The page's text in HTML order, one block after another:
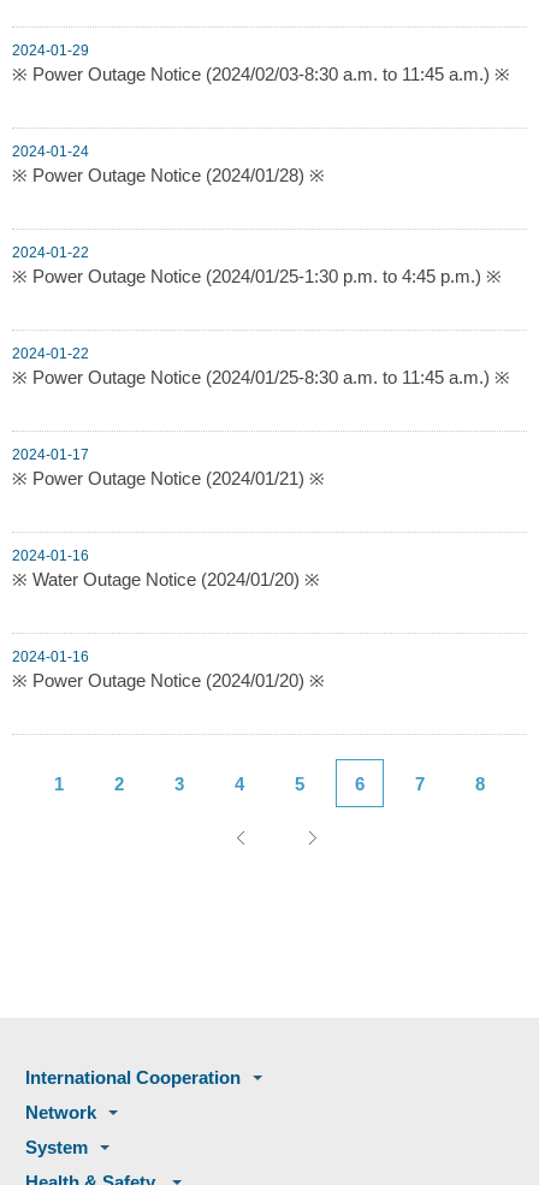
2024-01-29
※ Power Outage Notice (2024/02/03-8:30 a.m. to 11:45 a.m.) ※
2024-01-24
※ Power Outage Notice (2024/01/28) ※
2024-01-22
※ Power Outage Notice (2024/01/25-1:30 p.m. to 4:45 p.m.) ※
2024-01-22
※ Power Outage Notice (2024/01/25-8:30 a.m. to 11:45 a.m.) ※
2024-01-17
※ Power Outage Notice (2024/01/21) ※
2024-01-16
※ Water Outage Notice (2024/01/20) ※
2024-01-16
※ Power Outage Notice (2024/01/20) ※
1 2 3 4 5 6 7 8
International Cooperation
Network
System